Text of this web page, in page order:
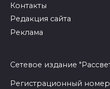
Контакты
Редакция сайта
Реклама
Сетевое издание
Регистрационный